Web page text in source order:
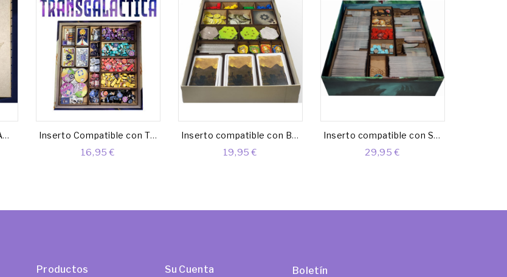
Caja compatible con MARVEL CHAMPIONS (Base + expansiones) Inserto Compatible con TRANSGALACTICA
16,95 €
Inserto compatible con BOONLAKE
19,95 €
Inserto compatible con SLEEPING GODS (Base + Exp. Mareas Malditas + Exp. Mazmorras)
29,95 €
Productos Su Cuenta Boletín